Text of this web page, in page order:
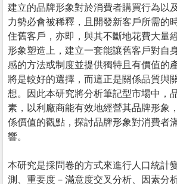
建立的品牌形象對於消費者購買行為以
力勢必會被稀釋，且開發新客戶所需的
住舊客戶，亦即，與其不斷地花費大量
形象塑造上，建立一套能讓舊客戶對自
感的方法或制度並提供獨特且有價值的
將是較好的選擇，而這正是關係品質與
想。因此本研究將分析筆記型市場中，
素，以利廠商能有效地經營其品牌形象
係價值的觀點，探討品牌形象對消費者
響。
本研究是採問卷的方式來進行人口統計
測、重要度－滿意度交叉分析、因素分